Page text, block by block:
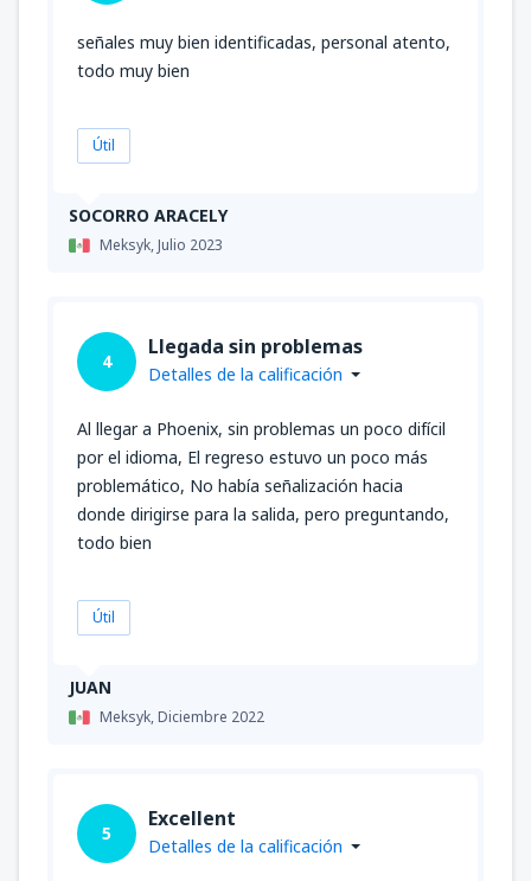
SOCORRO ARACELY
Meksyk,Julio 2023
señales muy bien identificadas, personal atento,
todo muy bien
Útil
JUAN
Meksyk,Diciembre 2022
4
Llegada sin problemas
Detalles de la calificación
Al llegar a Phoenix, sin problemas un poco difícil
por el idioma, El regreso estuvo un poco más
problemático, No había señalización hacia
donde dirigirse para la salida, pero preguntando,
todo bien
Útil
5
Excellent
Detalles de la calificación